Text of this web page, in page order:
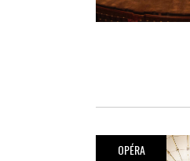
OPÉRA